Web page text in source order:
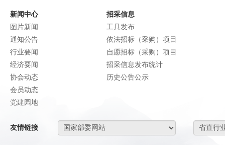
新闻中心
图片新闻
通知公告
行业要闻
经济要闻
协会动态
会员动态
党建园地
招采信息
工具发布
依法招标（采购）项目
自愿招标（采购）项目
招采信息发布统计
历史公告公示
友情链接